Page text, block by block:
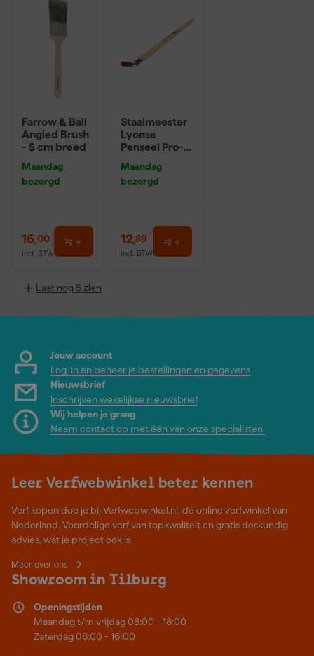
Farrow & Ball
Angled Brush
- 5 cm breed
Maandag
bezorgd
16,00
incl. BTW
Staalmeester
Lyonse
Penseel Pro-
16
Maandag
bezorgd
12,89
incl. BTW
Laat nog 5 zien
Jouw account
Log-in en beheer je bestellingen en gegevens
Nieuwsbrief
Inschrijven wekelijkse nieuwsbrief
Wij helpen je graag
Neem contact op met één van onze specialisten.
Leer Verfwebwinkel beter kennen
Verf kopen doe je bij Verfwebwinkel.nl, dé online verfwinkel van
Nederland. Voordelige verf van topkwaliteit en gratis deskundig
advies, wat je project ook is.
Meer over ons
Showroom in Tilburg
Openingstijden
Maandag t/m vrijdag 08:00 - 18:00
Zaterdag 08:00 - 16:00